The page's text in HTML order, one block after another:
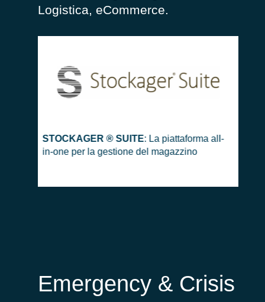
Logistica, eCommerce.
STOCKAGER ® SUITE: La piattaforma all-
in-one per la gestione del magazzino
Emergency & Crisis